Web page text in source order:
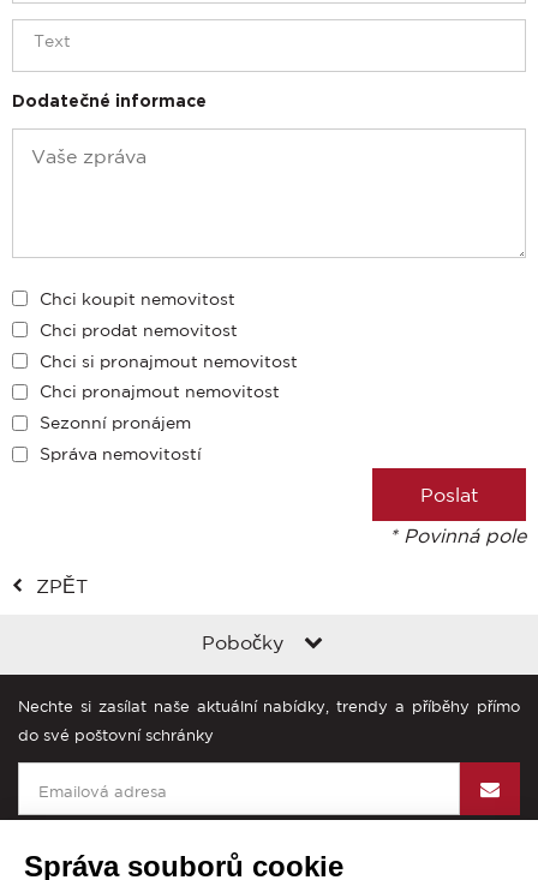
Dodatečné informace
Chci koupit nemovitost
Chci prodat nemovitost
Chci si pronajmout nemovitost
Chci pronajmout nemovitost
Sezonní pronájem
Správa nemovitostí
* Povinná pole
ZPĚT
Pobočky
Nechte si zasílat naše aktuální nabídky, trendy a příběhy přímo
do své poštovní schránky
Správa souborů cookie